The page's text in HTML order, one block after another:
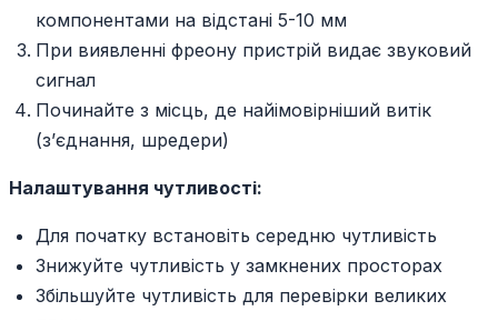
компонентами на відстані 5-10 мм
При виявленні фреону пристрій видає звуковий
сигнал
Починайте з місць, де найімовірніший витік
(з’єднання, шредери)
Налаштування чутливості:
Для початку встановіть середню чутливість
Знижуйте чутливість у замкнених просторах
Збільшуйте чутливість для перевірки великих